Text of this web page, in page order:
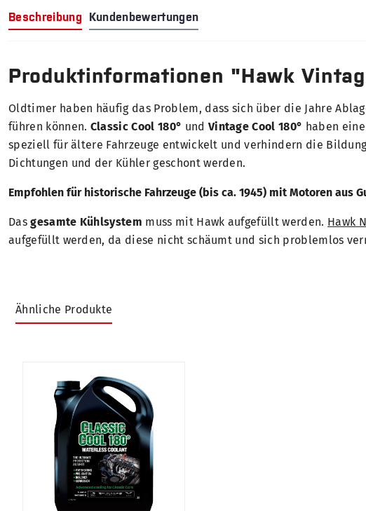
Beschreibung Kundenbewertungen
Produktinformationen "Hawk
Oldtimer haben häufig das Problem, dass sich über die Jahre
führen können. Classic Cool 180° und Vintage Cool 180° haben
speziell für ältere Fahrzeuge entwickelt und verhindern die
Dichtungen und der Kühler geschont werden.
Empfohlen für historische Fahrzeuge (bis ca. 1945) mit Motoren aus
Dasgesamte Kühlsystem muss mit Hawk aufgefüllt werden. Hawk
aufgefüllt werden, da diese nicht schäumt und sich problemlos
Ähnliche Produkte